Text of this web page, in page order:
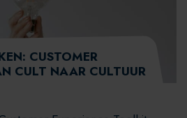
CUSTOMER
CULT NAAR CULTUUR